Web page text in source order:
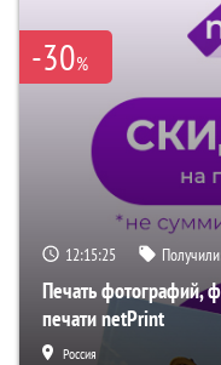
-30%
12:15:24
Печать фотографий,
печати netPrint
Россия